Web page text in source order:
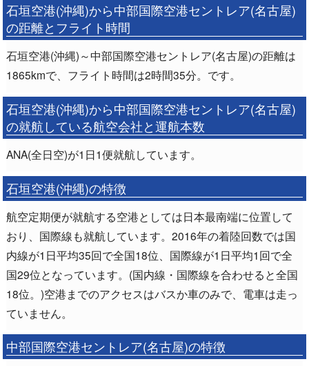
石垣空港(沖縄)から中部国際空港セントレア(名古屋)
の距離とフライト時間
石垣空港(沖縄)～中部国際空港セントレア(名古屋)の距離は
1865kmで、フライト時間は2時間35分。です。
石垣空港(沖縄)から中部国際空港セントレア(名古屋)
の就航している航空会社と運航本数
ANA(全日空)が1日1便就航しています。
石垣空港(沖縄)の特徴
航空定期便が就航する空港としては日本最南端に位置して
おり、国際線も就航しています。2016年の着陸回数では国
内線が1日平均35回で全国18位、国際線が1日平均1回で全
国29位となっています。(国内線・国際線を合わせると全国
18位。)空港までのアクセスはバスか車のみで、電車は走っ
ていません。
中部国際空港セントレア(名古屋)の特徴